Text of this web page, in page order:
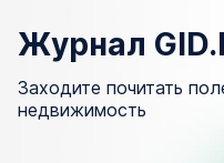
Журнал
Заходите почитать
недвижимость